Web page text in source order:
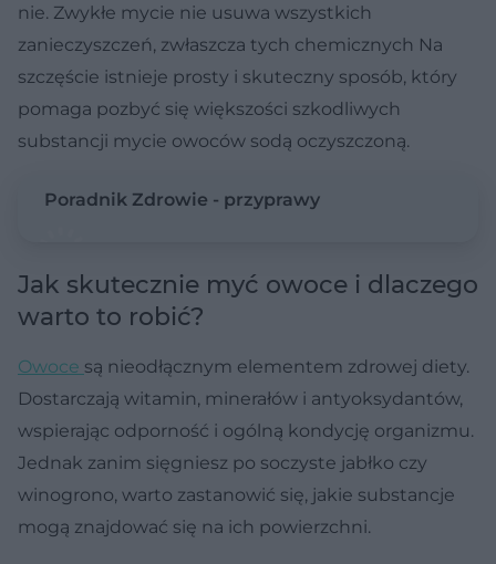
nie. Zwykłe mycie nie usuwa wszystkich
zanieczyszczeń, zwłaszcza tych chemicznych Na
szczęście istnieje prosty i skuteczny sposób, który
pomaga pozbyć się większości szkodliwych
substancji mycie owoców sodą oczyszczoną.
Poradnik Zdrowie - przyprawy
Jak skutecznie myć owoce i dlaczego
warto to robić?
Owoce są nieodłącznym elementem zdrowej diety.
Dostarczają witamin, minerałów i antyoksydantów,
wspierając odporność i ogólną kondycję organizmu.
Jednak zanim sięgniesz po soczyste jabłko czy
winogrono, warto zastanowić się, jakie substancje
mogą znajdować się na ich powierzchni.